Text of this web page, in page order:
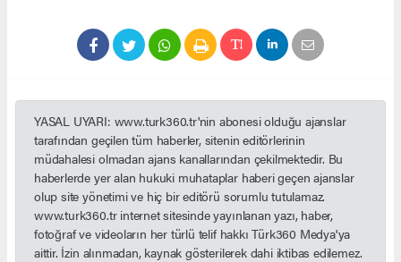
YASAL UYARI: www.turk360.tr'nin abonesi olduğu ajanslar
tarafından geçilen tüm haberler, sitenin editörlerinin
müdahalesi olmadan ajans kanallarından çekilmektedir. Bu
haberlerde yer alan hukuki muhataplar haberi geçen ajanslar
olup site yönetimi ve hiç bir editörü sorumlu tutulamaz.
www.turk360.tr internet sitesinde yayınlanan yazı, haber,
fotoğraf ve videoların her türlü telif hakkı Türk360 Medya'ya
aittir. İzin alınmadan, kaynak gösterilerek dahi iktibas edilemez.